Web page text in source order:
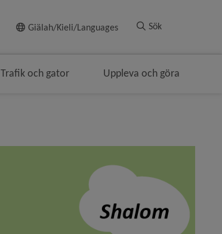
Giälah/Kieli/Languages Sök
Trafik och gator Uppleva och göra